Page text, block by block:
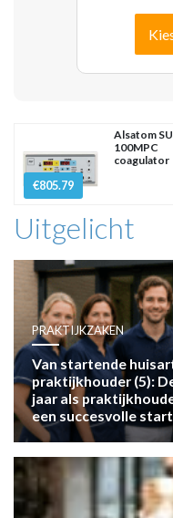
€805.79
Alsatom SU
100MPC
coagulator
Uitgelicht
PRAKTIJKZAKEN
Van startende
praktijkhouder (5):
jaar als
een succesvolle start